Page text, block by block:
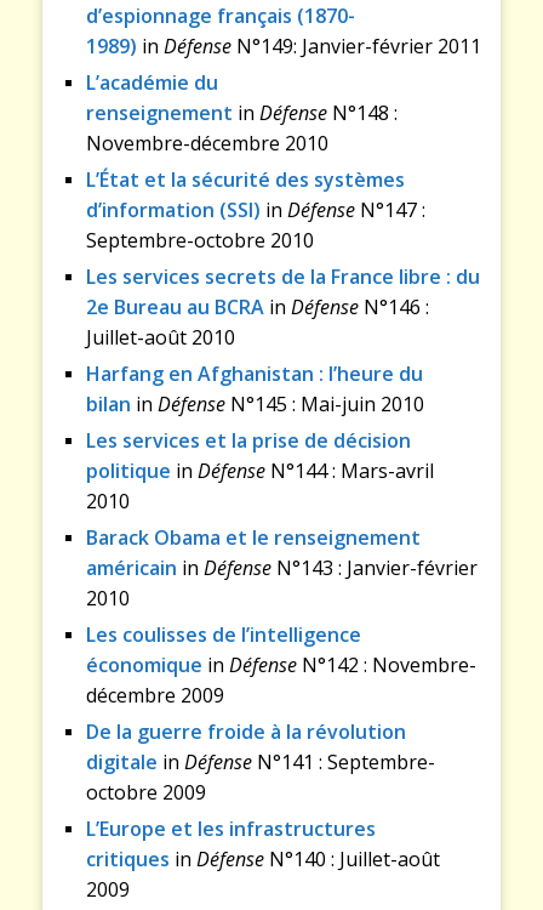
d’espionnage français (1870-
1989) in Défense N°149: Janvier-février 2011
L’académie du
renseignement in Défense N°148 :
Novembre-décembre 2010
L’État et la sécurité des systèmes
d’information (SSI) in Défense N°147 :
Septembre-octobre 2010
Les services secrets de la France libre : du
2e Bureau au BCRA in Défense N°146 :
Juillet-août 2010
Harfang en Afghanistan : l’heure du
bilan in Défense N°145 : Mai-juin 2010
Les services et la prise de décision
politique in Défense N°144 : Mars-avril
2010
Barack Obama et le renseignement
américain in Défense N°143 : Janvier-février
2010
Les coulisses de l’intelligence
économique in Défense N°142 : Novembre-
décembre 2009
De la guerre froide à la révolution
digitale in Défense N°141 : Septembre-
octobre 2009
L’Europe et les infrastructures
critiques in Défense N°140 : Juillet-août
2009